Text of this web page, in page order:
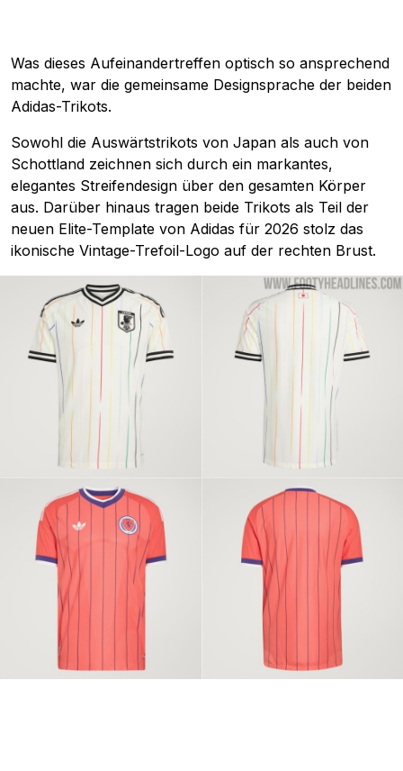
Was dieses Aufeinandertreffen optisch so ansprechend
machte, war die gemeinsame Designsprache der beiden
Adidas-Trikots.
Sowohl die Auswärtstrikots von Japan als auch von
Schottland zeichnen sich durch ein markantes,
elegantes Streifendesign über den gesamten Körper
aus. Darüber hinaus tragen beide Trikots als Teil der
neuen Elite-Template von Adidas für 2026 stolz das
ikonische Vintage-Trefoil-Logo auf der rechten Brust.